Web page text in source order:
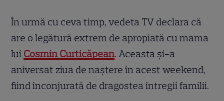
În urmă cu ceva timp, vedeta TV declara că
are o legătură extrem de apropiată cu mama
lui Cosmin Curticăpean. Aceasta și-a
aniversat ziua de naștere în acest weekend,
fiind înconjurată de dragostea întregii familii.